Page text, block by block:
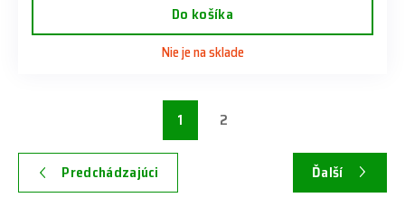
Do košíka
Nie je na sklade
Predchádzajúci
1 2
Ďalší